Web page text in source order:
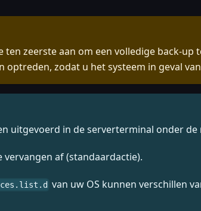
zeerste aan om een volledige back-up
zodat u het systeem in geval
uitgevoerd in de serverterminal onder
af (standaardactie).
van uw OS kunnen verschillen